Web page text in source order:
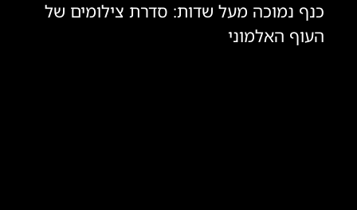
כנף נמוכה מעל שדות: סדרת צילומים של
העוף האלמוני